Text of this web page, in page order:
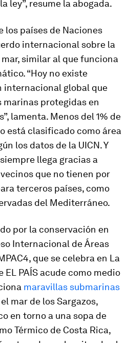
ley”, resume la abogada.
los países de Naciones
internacional sobre la
similar al que funciona
“Hoy no existe
internacional global que
marinas protegidas en
lamenta. Menos del 1% de
está clasificado como área
los datos de la UICN. Y
llega gracias a
que no tienen por
terceros países, como
del Mediterráneo.
por la conservación en
Internacional de Áreas
que se celebra en La
EL PAÍS acude como medio
maravillas submarinas
mar de los Sargazos,
en torno a una sopa de
Térmico de Costa Rica,